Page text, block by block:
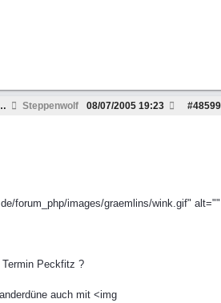
Starachsumbau Steppenwolf #48599
08/07/2005 19:23
forum_php/images/graemlins/wink.gif" alt=""
Peckfitz ?
auch mit <img